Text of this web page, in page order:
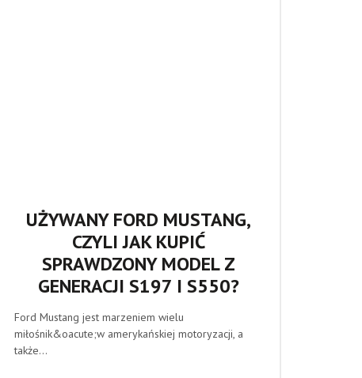
UŻYWANY FORD MUSTANG,
CZYLI JAK KUPIĆ
SPRAWDZONY MODEL Z
GENERACJI S197 I S550?
Ford Mustang jest marzeniem wielu
miłośnik&oacute;w amerykańskiej motoryzacji, a
także...